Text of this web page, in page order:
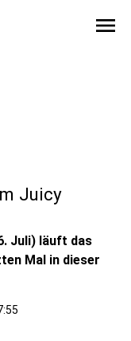
menu
Juicy
Juli) läuft das
Mal in dieser